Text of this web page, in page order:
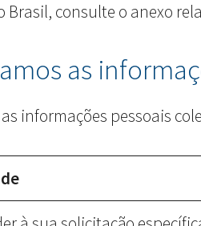
Brasil, consulte o anexo
as
informações pessoais